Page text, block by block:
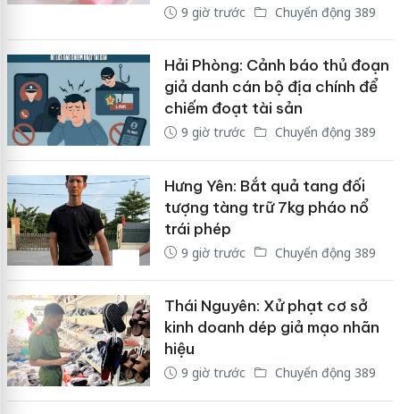
9 giờ trước Chuyển động 389
Hải Phòng: Cảnh báo thủ đoạn
giả danh cán bộ địa chính để
chiếm đoạt tài sản
9 giờ trước Chuyển động 389
Hưng Yên: Bắt quả tang đối
tượng tàng trữ 7kg pháo nổ
trái phép
9 giờ trước Chuyển động 389
Thái Nguyên: Xử phạt cơ sở
kinh doanh dép giả mạo nhãn
hiệu
9 giờ trước Chuyển động 389